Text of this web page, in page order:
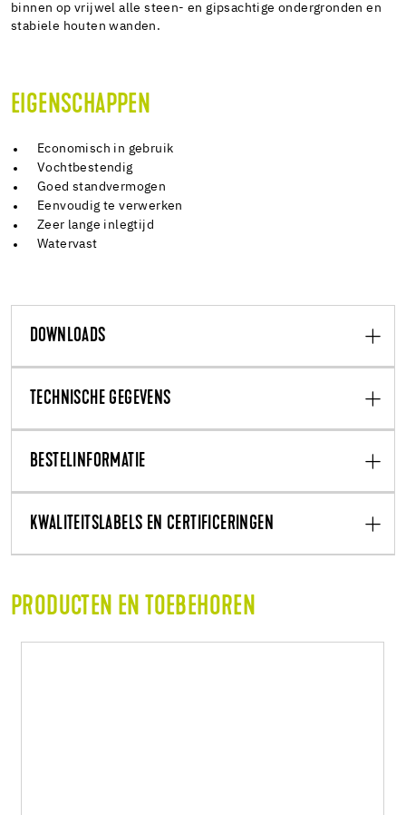
binnen op vrijwel alle steen- en gipsachtige ondergronden en
stabiele houten wanden.
EIGENSCHAPPEN
Economisch in gebruik
Vochtbestendig
Goed standvermogen
Eenvoudig te verwerken
Zeer lange inlegtijd
Watervast
DOWNLOADS
TECHNISCHE GEGEVENS
BESTELINFORMATIE
KWALITEITSLABELS EN CERTIFICERINGEN
PRODUCTEN EN TOEBEHOREN